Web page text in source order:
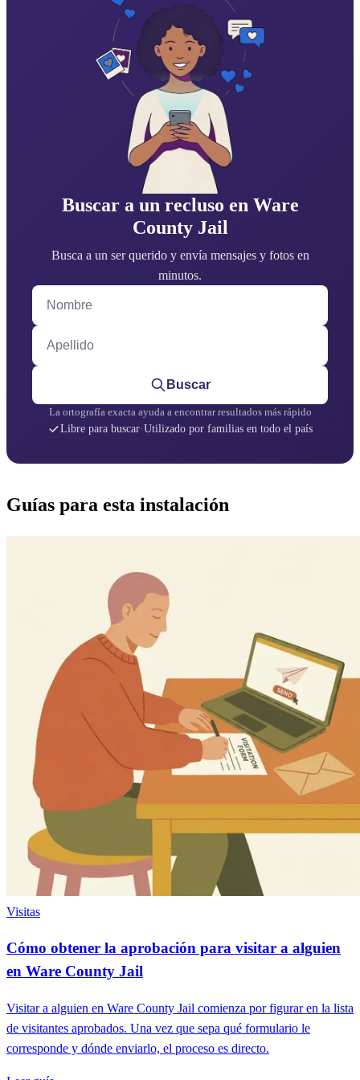
Buscar a un recluso en Ware
County Jail
Busca a un ser querido y envía mensajes y fotos en
minutos.
Nombre
Apellido
Buscar
La ortografía exacta ayuda a encontrar resultados más rápido
Libre para buscar·Utilizado por familias en todo el país
Guías para esta instalación
Visitas
Cómo obtener la aprobación para visitar a alguien
en Ware County Jail
Visitar a alguien en Ware County Jail comienza por figurar en la lista
de visitantes aprobados. Una vez que sepa qué formulario le
corresponde y dónde enviarlo, el proceso es directo.